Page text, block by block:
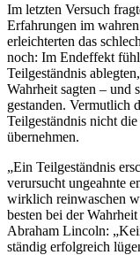
Im letzten Versuch
Erfahrungen im
erleichterten das
noch: Im Endeffekt
Teilgeständnis
Wahrheit sagten – und
gestanden. Vermutlich
Teilgeständnis nicht
übernehmen.
„Ein Teilgeständnis
verursucht ungeahnte
wirklich reinwaschen
besten bei der
Abraham Lincoln:
ständig erfolgreich